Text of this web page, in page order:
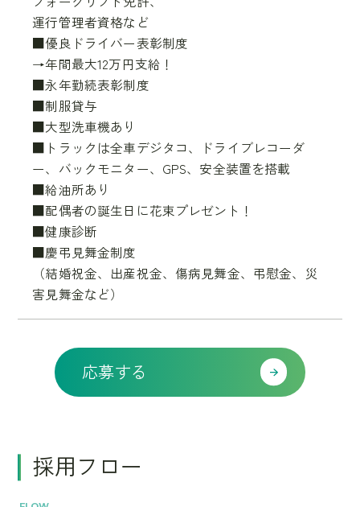
運行管理者資格など
■優良ドライバー表彰制度
→年間最大12万円支給！
■永年勤続表彰制度
■制服貸与
■大型洗車機あり
■トラックは全車デジタコ、ドライブレコーダ
ー、バックモニター、GPS、安全装置を搭載
■給油所あり
■配偶者の誕生日に花束プレゼント！
■健康診断
■慶弔見舞金制度
（結婚祝金、出産祝金、傷病見舞金、弔慰金、災
害見舞金など）
応募する
採用フロー